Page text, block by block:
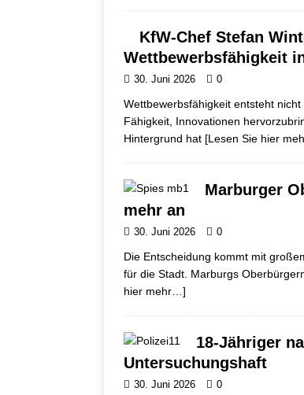
KfW-Chef Stefan
Wettbewerbsfähigkeit
30. Juni 2026 0
Wettbewerbsfähigkeit entsteht
Fähigkeit, Innovationen
Hintergrund hat [Lesen Sie hier
Marburger
mehr an
30. Juni 2026 0
Die Entscheidung kommt mit
für die Stadt. Marburgs
hier mehr…]
18-Jähriger
Untersuchungshaft
30. Juni 2026 0